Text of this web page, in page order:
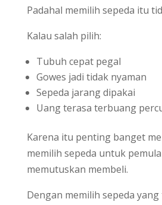
Padahal memilih sepeda itu
Kalau salah pilih:
Tubuh cepat pegal
Gowes jadi tidak nyaman
Sepeda jarang dipakai
Uang terasa terbuang
Karena itu penting banget
memilih sepeda untuk
memutuskan membeli.
Dengan memilih sepeda